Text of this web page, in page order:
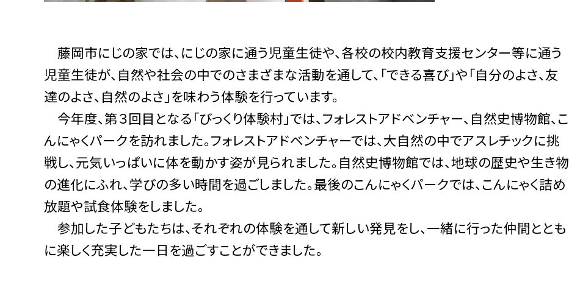
藤岡市にじの家では、にじの家に通う児童生徒や、各校の校内教育支援センター等に通う
児童生徒が、自然や社会の中でのさまざまな活動を通して、「できる喜び」や「自分のよさ、友
達のよさ、自然のよさ」を味わう体験を行っています。
今年度、第３回目となる「びっくり体験村」では、フォレストアドベンチャー、自然史博物館、こ
んにゃくパークを訪れました。フォレストアドベンチャーでは、大自然の中でアスレチックに挑
戦し、元気いっぱいに体を動かす姿が見られました。自然史博物館では、地球の歴史や生き物
の進化にふれ、学びの多い時間を過ごしました。最後のこんにゃくパークでは、こんにゃく詰め
放題や試食体験をしました。
参加した子どもたちは、それぞれの体験を通して新しい発見をし、一緒に行った仲間ととも
に楽しく充実した一日を過ごすことができました。